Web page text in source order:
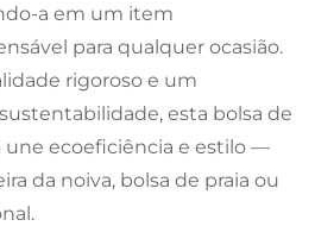
a em um item
para qualquer ocasião.
rigoroso e um
esta bolsa de
une ecoeficiência e estilo —
da noiva, bolsa de praia ou